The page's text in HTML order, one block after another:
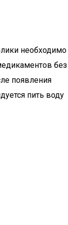
необходимо
без
появления
пить воду